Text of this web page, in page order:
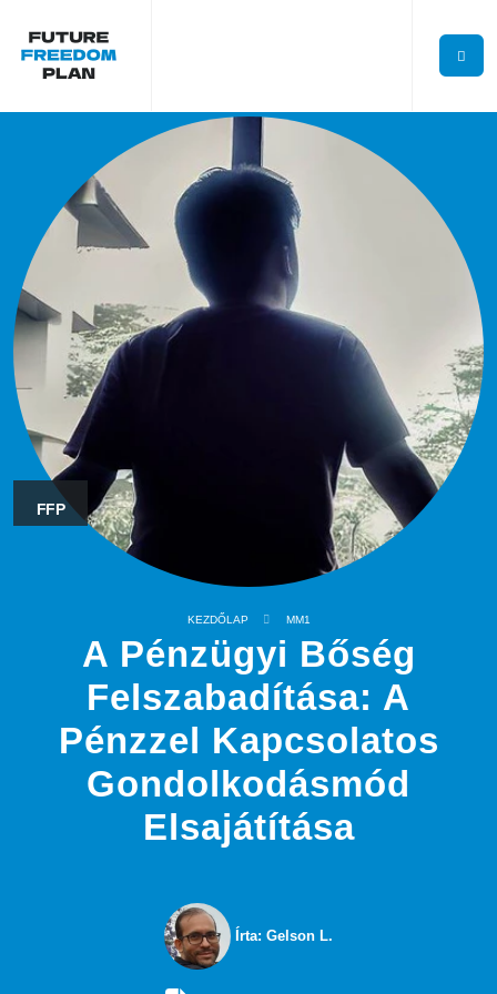
FFP
KEZDŐLAP MM1
A Pénzügyi Bőség
Felszabadítása: A
Pénzzel Kapcsolatos
Gondolkodásmód
Elsajátítása
Írta: Gelson L.